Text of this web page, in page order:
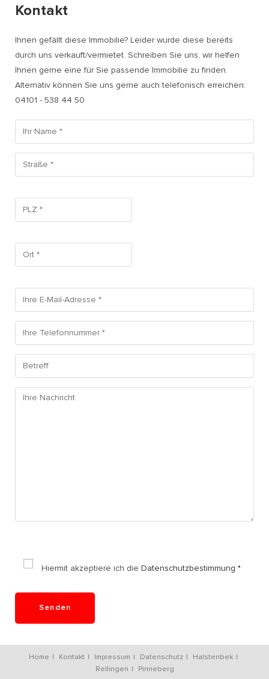
Kontakt
Ihnen gefällt diese Immobilie? Leider wurde diese bereits
durch uns verkauft/vermietet. Schreiben Sie uns, wir helfen
Ihnen gerne eine für Sie passende Immobilie zu finden.
Alternativ können Sie uns gerne auch telefonisch erreichen:
04101 - 538 44 50
Hiermit akzeptiere ich die Datenschutzbestimmung *
Home Kontakt Impressum Datenschutz
Halstenbek
Rellingen
Pinneberg